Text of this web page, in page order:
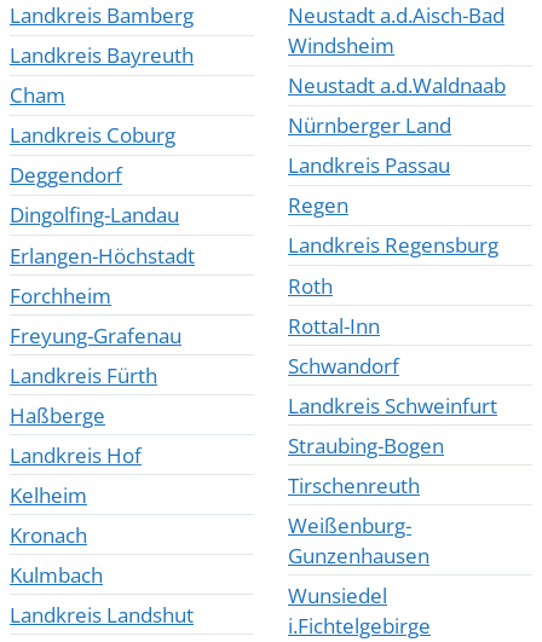
Landkreis Bamberg
Landkreis Bayreuth
Cham
Landkreis Coburg
Deggendorf
Dingolfing-Landau
Erlangen-Höchstadt
Forchheim
Freyung-Grafenau
Landkreis Fürth
Haßberge
Landkreis Hof
Kelheim
Kronach
Kulmbach
Landkreis Landshut
Neustadt a.d.Aisch-Bad
Windsheim
Neustadt a.d.Waldnaab
Nürnberger Land
Landkreis Passau
Regen
Landkreis Regensburg
Roth
Rottal-Inn
Schwandorf
Landkreis Schweinfurt
Straubing-Bogen
Tirschenreuth
Weißenburg-
Gunzenhausen
Wunsiedel
i.Fichtelgebirge